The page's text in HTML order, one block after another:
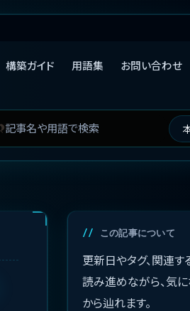
構築ガイド 用語集 お問い合わせ
この記事について
更新日やタグ、関連す
読み進めながら、気
から辿れます。